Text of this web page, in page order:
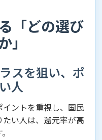
「どの選び
」
スを狙い、ポ
人
ントを重視し、国民
い人は、還元率が高